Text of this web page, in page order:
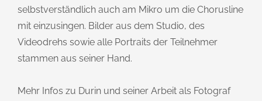
selbstverständlich auch am Mikro um die Chorusline
mit einzusingen. Bilder aus dem Studio, des
Videodrehs sowie alle Portraits der Teilnehmer
stammen aus seiner Hand.
Mehr Infos zu Durin und seiner Arbeit als Fotograf